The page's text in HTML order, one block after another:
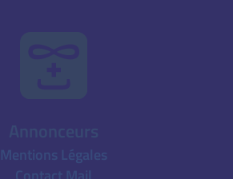
Mentions Légales